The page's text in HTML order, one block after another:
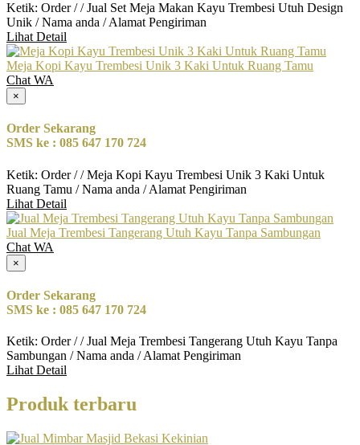
Ketik: Order / / Jual Set Meja Makan Kayu Trembesi Utuh Design
Unik / Nama anda / Alamat Pengiriman
Lihat Detail
Meja Kopi Kayu Trembesi Unik 3 Kaki Untuk Ruang Tamu
Chat WA
×
Order Sekarang
SMS ke : 085 647 170 724
Ketik: Order / / Meja Kopi Kayu Trembesi Unik 3 Kaki Untuk
Ruang Tamu / Nama anda / Alamat Pengiriman
Lihat Detail
Jual Meja Trembesi Tangerang Utuh Kayu Tanpa Sambungan
Chat WA
×
Order Sekarang
SMS ke : 085 647 170 724
Ketik: Order / / Jual Meja Trembesi Tangerang Utuh Kayu Tanpa
Sambungan / Nama anda / Alamat Pengiriman
Lihat Detail
Produk terbaru